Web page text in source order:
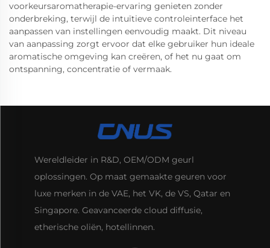
voorkeursaromatherapie-ervaring genieten zonder
onderbreking, terwijl de intuïtieve controleinterface het
aanpassen van instellingen eenvoudig maakt. Dit niveau
van aanpassing zorgt ervoor dat elke gebruiker hun ideale
aromatische omgeving kan creëren, of het nu gaat om
ontspanning, concentratie of vermaak.
Wereldleider in R&D, OEM/ODM geurl
oplossingen. Op maat gemaakte geuren voor
luxe merken in de VAE, het VK, de VS, Qatar en
Singapore. Geavanceerde cloud diffusie,
etherische oliën, hotellinnen.